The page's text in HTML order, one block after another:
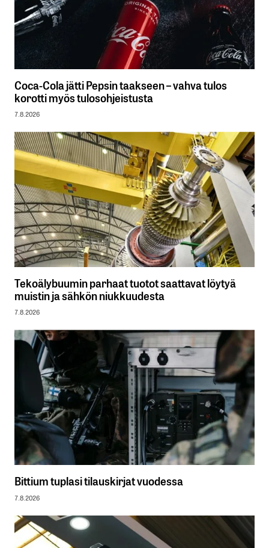
Coca-Cola jätti Pepsin taakseen – vahva tulos
korotti myös tulosohjeistusta
7.8.2026
Tekoälybuumin parhaat tuotot saattavat löytyä
muistin ja sähkön niukkuudesta
7.8.2026
Bittium tuplasi tilauskirjat vuodessa
7.8.2026